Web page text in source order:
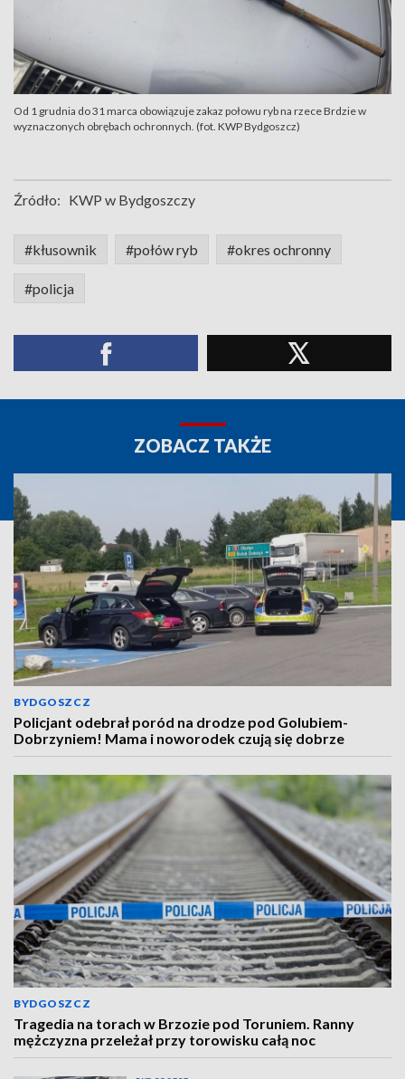
Od 1 grudnia do 31 marca obowiązuje zakaz połowu ryb na rzece Brdzie w
wyznaczonych obrębach ochronnych. (fot. KWP Bydgoszcz)
Źródło: KWP w Bydgoszczy
#kłusownik #połów ryb #okres ochronny
#policja
ZOBACZ TAKŻE
BYDGOSZCZ
Policjant odebrał poród na drodze pod Golubiem-
Dobrzyniem! Mama i noworodek czują się dobrze
BYDGOSZCZ
Tragedia na torach w Brzozie pod Toruniem. Ranny
mężczyzna przeleżał przy torowisku całą noc